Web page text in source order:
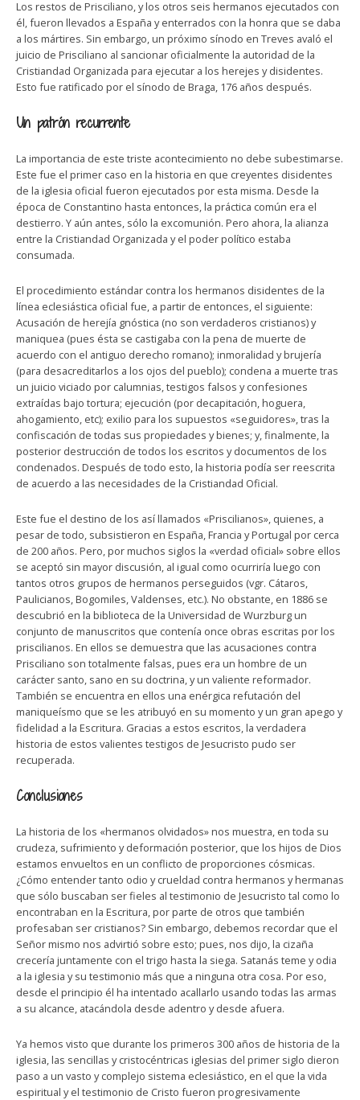
Los restos de Prisciliano, y los otros seis hermanos ejecutados con
él, fueron llevados a España y enterrados con la honra que se daba
a los mártires. Sin embargo, un próximo sínodo en Treves avaló el
juicio de Prisciliano al sancionar oficialmente la autoridad de la
Cristiandad Organizada para ejecutar a los herejes y disidentes.
Esto fue ratificado por el sínodo de Braga, 176 años después.
Un patrón recurrente
La importancia de este triste acontecimiento no debe subestimarse.
Este fue el primer caso en la historia en que creyentes disidentes
de la iglesia oficial fueron ejecutados por esta misma. Desde la
época de Constantino hasta entonces, la práctica común era el
destierro. Y aún antes, sólo la excomunión. Pero ahora, la alianza
entre la Cristiandad Organizada y el poder político estaba
consumada.
El procedimiento estándar contra los hermanos disidentes de la
línea eclesiástica oficial fue, a partir de entonces, el siguiente:
Acusación de herejía gnóstica (no son verdaderos cristianos) y
maniquea (pues ésta se castigaba con la pena de muerte de
acuerdo con el antiguo derecho romano); inmoralidad y brujería
(para desacreditarlos a los ojos del pueblo); condena a muerte tras
un juicio viciado por calumnias, testigos falsos y confesiones
extraídas bajo tortura; ejecución (por decapitación, hoguera,
ahogamiento, etc); exilio para los supuestos «seguidores», tras la
confiscación de todas sus propiedades y bienes; y, finalmente, la
posterior destrucción de todos los escritos y documentos de los
condenados. Después de todo esto, la historia podía ser reescrita
de acuerdo a las necesidades de la Cristiandad Oficial.
Este fue el destino de los así llamados «Priscilianos», quienes, a
pesar de todo, subsistieron en España, Francia y Portugal por cerca
de 200 años. Pero, por muchos siglos la «verdad oficial» sobre ellos
se aceptó sin mayor discusión, al igual como ocurriría luego con
tantos otros grupos de hermanos perseguidos (vgr. Cátaros,
Paulicianos, Bogomiles, Valdenses, etc.). No obstante, en 1886 se
descubrió en la biblioteca de la Universidad de Wurzburg un
conjunto de manuscritos que contenía once obras escritas por los
priscilianos. En ellos se demuestra que las acusaciones contra
Prisciliano son totalmente falsas, pues era un hombre de un
carácter santo, sano en su doctrina, y un valiente reformador.
También se encuentra en ellos una enérgica refutación del
maniqueísmo que se les atribuyó en su momento y un gran apego y
fidelidad a la Escritura. Gracias a estos escritos, la verdadera
historia de estos valientes testigos de Jesucristo pudo ser
recuperada.
Conclusiones
La historia de los «hermanos olvidados» nos muestra, en toda su
crudeza, sufrimiento y deformación posterior, que los hijos de Dios
estamos envueltos en un conflicto de proporciones cósmicas.
¿Cómo entender tanto odio y crueldad contra hermanos y hermanas
que sólo buscaban ser fieles al testimonio de Jesucristo tal como lo
encontraban en la Escritura, por parte de otros que también
profesaban ser cristianos? Sin embargo, debemos recordar que el
Señor mismo nos advirtió sobre esto; pues, nos dijo, la cizaña
crecería juntamente con el trigo hasta la siega. Satanás teme y odia
a la iglesia y su testimonio más que a ninguna otra cosa. Por eso,
desde el principio él ha intentado acallarlo usando todas las armas
a su alcance, atacándola desde adentro y desde afuera.
Ya hemos visto que durante los primeros 300 años de historia de la
iglesia, las sencillas y cristocéntricas iglesias del primer siglo dieron
paso a un vasto y complejo sistema eclesiástico, en el que la vida
espiritual y el testimonio de Cristo fueron progresivamente